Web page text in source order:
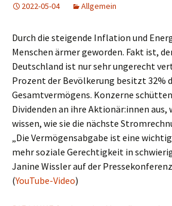
2022-05-04 Allgemein
Durch die steigende Inflation und
Menschen ärmer geworden. Fakt ist,
Deutschland ist nur sehr ungerecht
Prozent der Bevölkerung besitzt 32%
Gesamtvermögens. Konzerne
Dividenden an ihre Aktionär:innen
wissen, wie sie die nächste
„Die Vermögensabgabe ist eine
mehr soziale Gerechtigkeit in
Janine Wissler auf der
(YouTube-Video)